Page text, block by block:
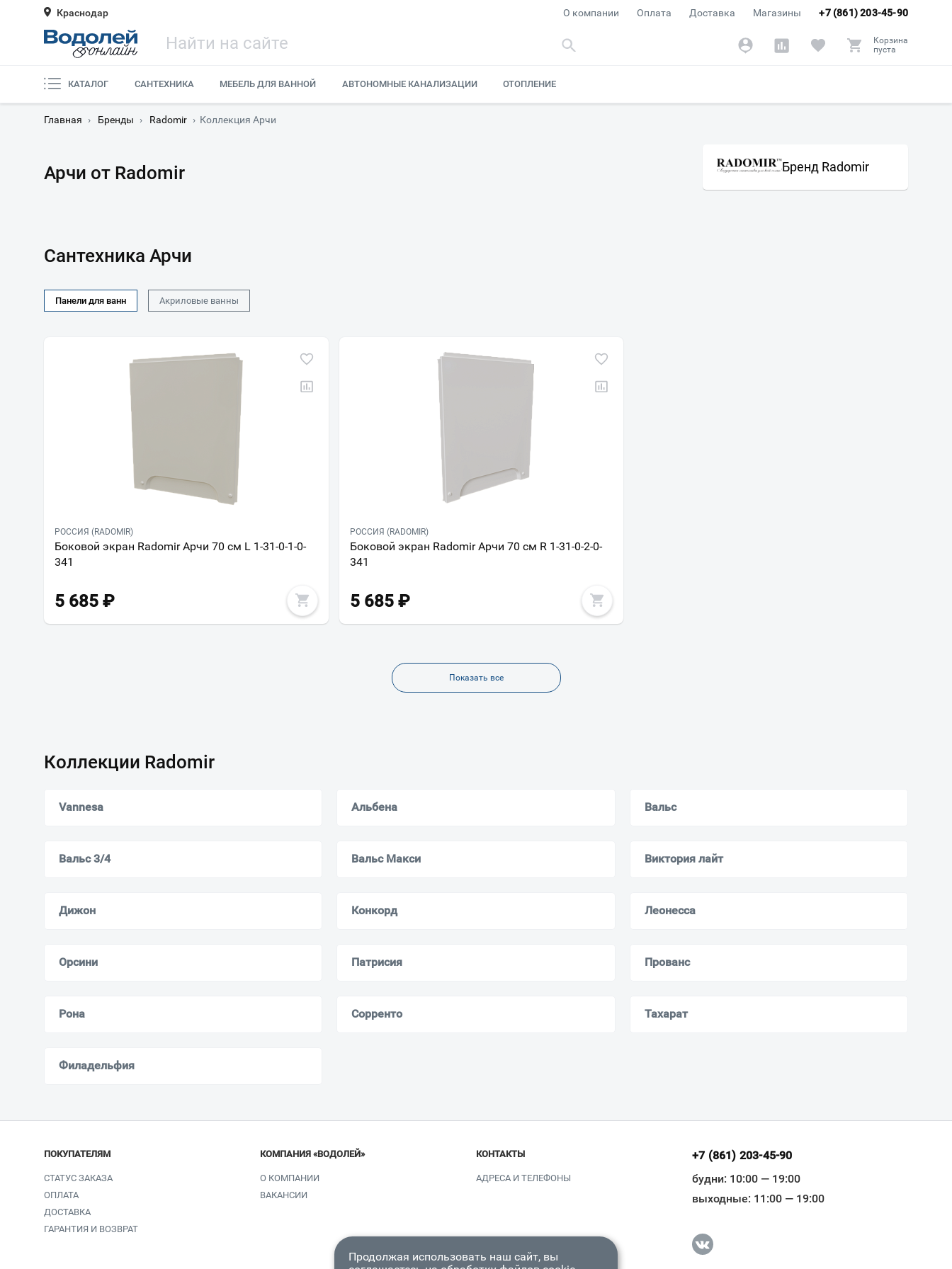
Краснодар +7 (861) 203-45-90
О компании Оплата Доставка Магазины
Корзина
пуста
КАТАЛОГ САНТЕХНИКА МЕБЕЛЬ ДЛЯ ВАННОЙ АВТОНОМНЫЕ КАНАЛИЗАЦИИ ОТОПЛЕНИЕ
Главная › Бренды › Radomir › Коллекция Арчи
Арчи от Radomir Бренд Radomir
Сантехника Арчи
Панели для ванн Акриловые ванны
РОССИЯ (RADOMIR)
Боковой экран Radomir Арчи 70 см L 1-31-0-1-0-
341
5 685 ₽
РОССИЯ (RADOMIR)
Боковой экран Radomir Арчи 70 см R 1-31-0-2-0-
341
5 685 ₽
Показать все
Коллекции Radomir
Vannesa Альбена Вальс
Вальс 3/4 Вальс Макси Виктория лайт
Дижон Конкорд Леонесса
Орсини Патрисия Прованс
Рона Сорренто Тахарат
Филадельфия
ПОКУПАТЕЛЯМ
СТАТУС ЗАКАЗА
ОПЛАТА
ДОСТАВКА
ГАРАНТИЯ И ВОЗВРАТ
КОМПАНИЯ «ВОДОЛЕЙ»
О КОМПАНИИ
ВАКАНСИИ
КОНТАКТЫ
АДРЕСА И ТЕЛЕФОНЫ
+7 (861) 203-45-90
будни: 10:00 — 19:00
выходные: 11:00 — 19:00
Всё верно Сменить город
Продолжая использовать наш сайт, вы